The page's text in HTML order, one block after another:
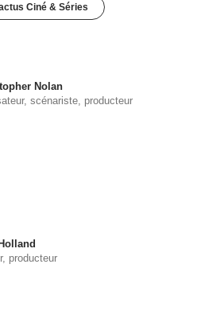
Ciné & Séries
Nolan
scénariste, producteur
producteur